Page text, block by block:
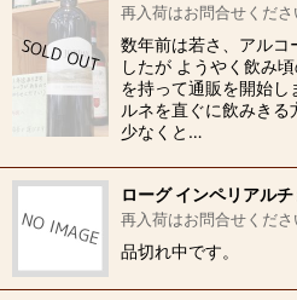
再入荷はお問合せくださ
数年前は若さ、アルコ
したが ようやく飲み
を持って通販を開始
ルネを直ぐに飲みき
少なくと…
ローグ インペリアル
再入荷はお問合せくださ
品切れ中です。